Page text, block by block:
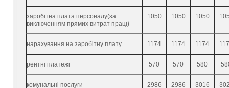
заробітна плата персоналу(за
виключенням прямих витрат праці)
1050 1050 1050
нарахування на заробітну плату 1174 1174 1174
рентні платежі 570 570 580
комунальні послуги 2986 2986 3016